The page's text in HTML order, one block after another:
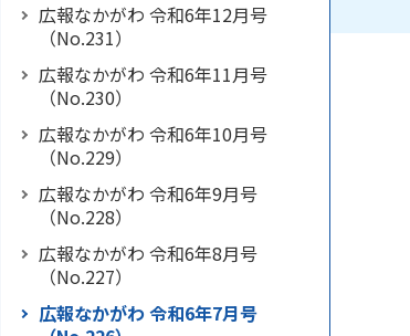
広報なかがわ 令和6年12月号
（No.231）
広報なかがわ 令和6年11月号
（No.230）
広報なかがわ 令和6年10月号
（No.229）
広報なかがわ 令和6年9月号
（No.228）
広報なかがわ 令和6年8月号
（No.227）
広報なかがわ 令和6年7月号